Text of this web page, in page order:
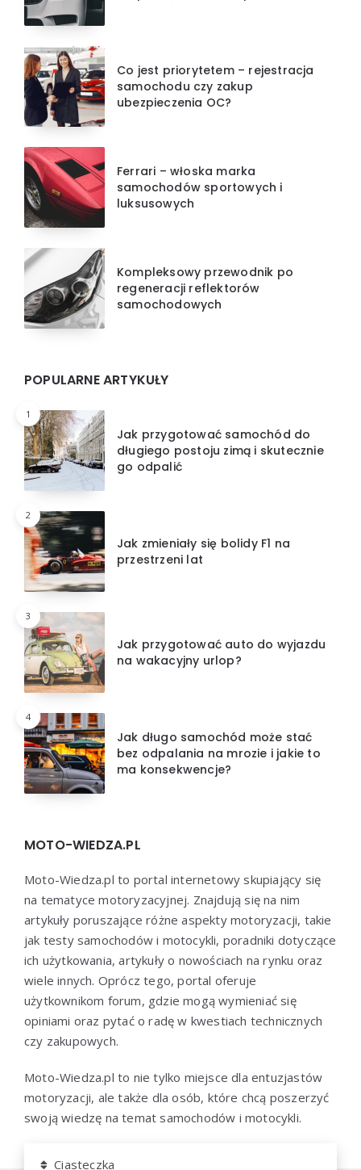
Co jest priorytetem – rejestracja
samochodu czy zakup
ubezpieczenia OC?
Ferrari – włoska marka
samochodów sportowych i
luksusowych
Kompleksowy przewodnik po
regeneracji reflektorów
samochodowych
POPULARNE ARTYKUŁY
1
Jak przygotować samochód do
długiego postoju zimą i skutecznie
go odpalić
2
Jak zmieniały się bolidy F1 na
przestrzeni lat
3
Jak przygotować auto do wyjazdu
na wakacyjny urlop?
4
Jak długo samochód może stać
bez odpalania na mrozie i jakie to
ma konsekwencje?
MOTO-WIEDZA.PL
Moto-Wiedza.pl to portal internetowy skupiający się
na tematyce motoryzacyjnej. Znajdują się na nim
artykuły poruszające różne aspekty motoryzacji, takie
jak testy samochodów i motocykli, poradniki dotyczące
ich użytkowania, artykuły o nowościach na rynku oraz
wiele innych. Oprócz tego, portal oferuje
użytkownikom forum, gdzie mogą wymieniać się
opiniami oraz pytać o radę w kwestiach technicznych
czy zakupowych.
Moto-Wiedza.pl to nie tylko miejsce dla entuzjastów
motoryzacji, ale także dla osób, które chcą poszerzyć
swoją wiedzę na temat samochodów i motocykli.
Ciasteczka